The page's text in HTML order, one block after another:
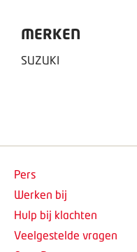
MERKEN
SUZUKI
Pers
Werken bij
Hulp bij klachten
Veelgestelde vragen